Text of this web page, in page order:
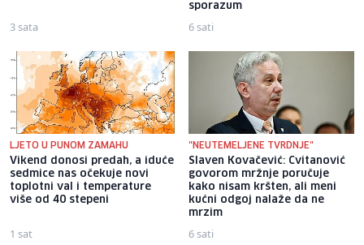
3 sata
sporazum
6 sati
LJETO U PUNOM ZAMAHU
Vikend donosi predah, a iduće
sedmice nas očekuje novi
toplotni val i temperature
više od 40 stepeni
1 sat
"NEUTEMELJENE TVRDNJE"
Slaven Kovačević: Cvitanović
govorom mržnje poručuje
kako nisam kršten, ali meni
kućni odgoj nalaže da ne
mrzim
6 sati